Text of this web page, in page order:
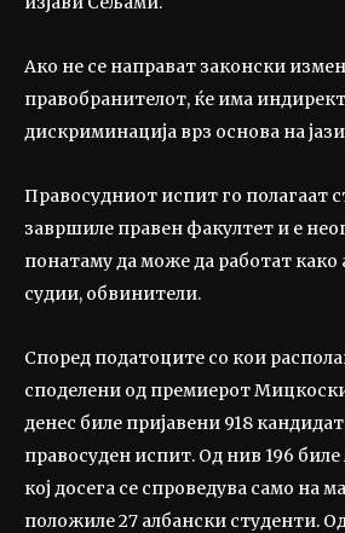
Ако не се направат законски
правобранителот, ќе има
дискриминација врз основа на
Правосудниот испит го полагаат
завршиле правен факултет и е
понатаму да може да работат како
судии, обвинители.
Според податоците со кои
споделени од премиерот
денес биле пријавени 918
правосуден испит. Од нив 196
кој досега се спроведува само на
положиле 27 албански студенти.